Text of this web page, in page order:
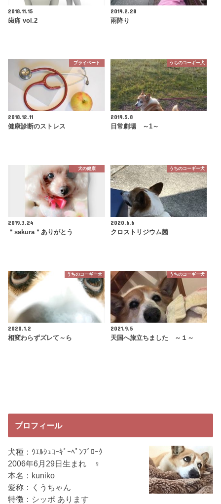
2018.11.15
歯痛 vol.2
2019.2.28
雨降り
プライベート
2018.12.11
健康診断のストレス
うちのコーギー犬
2019.5.8
日常劇場 ～1～
犬の健康
2019.3.24
＂sakura＂ありがとう
うちのコーギー犬
2020.6.6
クロストリジウム菌
うちのコーギー犬
2020.1.2
相変わらずズレて～ら
うちのコーギー犬
2021.9.5
天国へ旅立ちました ～１～
プロフィール
犬種：ｳｴﾙｼｭｺｰｷﾞｰﾍﾟﾝﾌﾞﾛｰｸ
2006年6月29日生まれ ♀
本名：kuniko
愛称：くうちゃん
特徴：シッポ あります